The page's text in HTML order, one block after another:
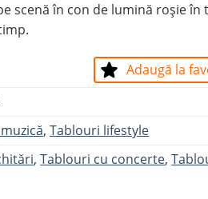
scenă în con de lumină roșie
Adaugă la
,Tablouri lifestyle
,Tablouri cu concerte,